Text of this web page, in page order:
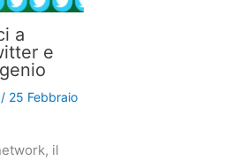
a
e
/ 25 Febbraio
il